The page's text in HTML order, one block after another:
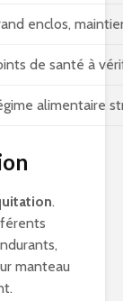
enclos,
de santé à
alimentaire
.
manteau